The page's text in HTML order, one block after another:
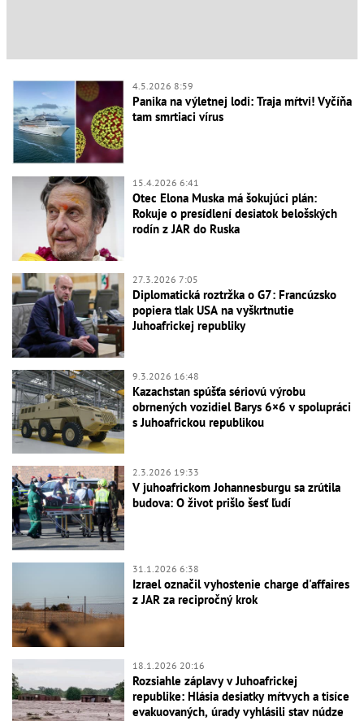
4.5.2026 8:59
Panika na výletnej lodi: Traja mŕtvi! Vyčíňa
tam smrtiaci vírus
15.4.2026 6:41
Otec Elona Muska má šokujúci plán:
Rokuje o presídlení desiatok belošských
rodín z JAR do Ruska
27.3.2026 7:05
Diplomatická roztržka o G7: Francúzsko
popiera tlak USA na vyškrtnutie
Juhoafrickej republiky
9.3.2026 16:48
Kazachstan spúšťa sériovú výrobu
obrnených vozidiel Barys 6×6 v spolupráci
s Juhoafrickou republikou
2.3.2026 19:33
V juhoafrickom Johannesburgu sa zrútila
budova: O život prišlo šesť ľudí
31.1.2026 6:38
Izrael označil vyhostenie charge d'affaires
z JAR za recipročný krok
18.1.2026 20:16
Rozsiahle záplavy v Juhoafrickej
republike: Hlásia desiatky mŕtvych a tisíce
evakuovaných, úrady vyhlásili stav núdze